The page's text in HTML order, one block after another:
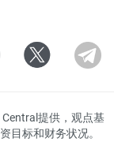
提供，观点基
目标和财务状况。